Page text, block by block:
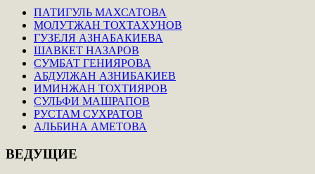
ПАТИГУЛЬ МАХСАТОВА
МОЛУТЖАН ТОХТАХУНОВ
ГУЗЕЛЯ АЗНАБАКИЕВА
ШАВКЕТ НАЗАРОВ
СУМБАТ ГЕНИЯРОВА
АБДУЛЖАН АЗНИБАКИЕВ
ИМИНЖАН ТОХТИЯРОВ
СУЛЬФИ МАШРАПОВ
РУСТАМ СУХРАТОВ
АЛЬБИНА АМЕТОВА
ВЕДУЩИЕ